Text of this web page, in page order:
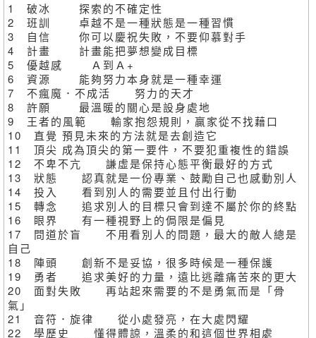
1 破冰 探索的不確定性
2 班訓 卓越不是一種狀態是一種習慣
3 自信 你可以慶祝失敗，不要仰慕對手
4 計畫 計畫能把夢想變成目標
5 優越感 Ａ到Ａ+
6 資源 能夠努力本身就是一種幸運
7 不瘋魔．不成活 努力的天才
8 許願 最溫暖的關心是設身處地
9 王者的風範 輸家抱怨規則，贏家從不找藉口
10 直覺 預見未來的方法就是去創造它
11 頂尖 成為頂尖的第一要件，不要犯重複性的錯誤
12 不卑不亢 謙虛是保持心態平衡最好的方式
13 狀態 認真就是一份專業、鼓勵自己也感動別人
14 投入 看到別人的需要並且付出行動
15 轉念 追求別人的目標只會到達不屬於你的終點
16 眼界 有一種視野上的侷限是偏見
17 問道於盲 不用看別人的問題，最大的敵人總是
自己
18 陣頭 創新不是妥協，很多時候是一種保護
19 勇者 追求美好的力量，遠比逃離痛苦來的更大
20 面對失敗 再站起來需要的不是勇氣而是「骨
氣」
21 音符．旋律 從小處發亮，在大處閃耀
22 學歷史 懂得體諒，溫柔的和這個世界相處